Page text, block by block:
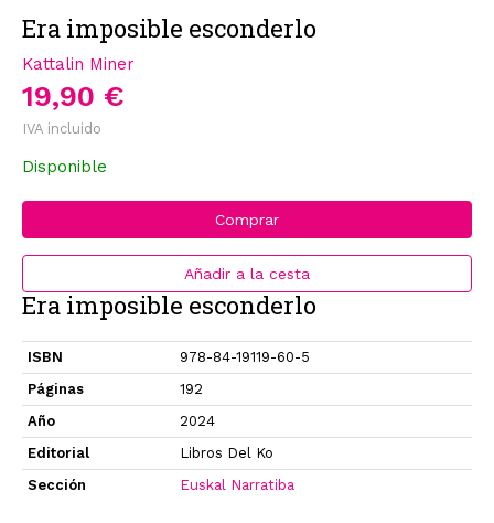
Era imposible esconderlo
Kattalin Miner
19,90 €
IVA incluido
Disponible
Comprar
Añadir a la cesta
Era imposible esconderlo
ISBN
978-84-19119-60-5
Páginas
192
Año
2024
Editorial
Libros Del Ko
Sección
Euskal Narratiba